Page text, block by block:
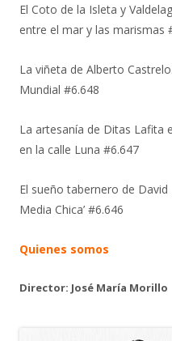
El Coto de la Isleta y
entre el mar y las marismas
La viñeta de Alberto
Mundial #6.648
La artesanía de Ditas Lafita
en la calle Luna #6.647
El sueño tabernero de David
Media Chica’ #6.646
Quienes somos
Director: José María Morillo